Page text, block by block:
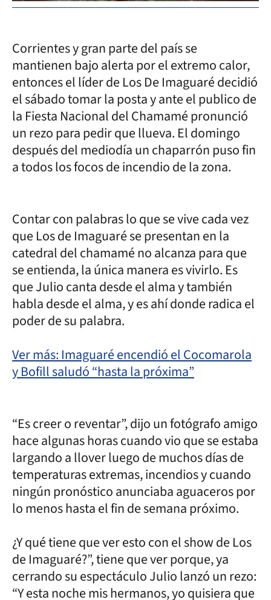
Corrientes y gran parte del país se
mantienen bajo alerta por el extremo calor,
entonces el líder de Los De Imaguaré decidió
el sábado tomar la posta y ante el publico de
la Fiesta Nacional del Chamamé pronunció
un rezo para pedir que llueva. El domingo
después del mediodía un chaparrón puso fin
a todos los focos de incendio de la zona.
Contar con palabras lo que se vive cada vez
que Los de Imaguaré se presentan en la
catedral del chamamé no alcanza para que
se entienda, la única manera es vivirlo. Es
que Julio canta desde el alma y también
habla desde el alma, y es ahí donde radica el
poder de su palabra.
Ver más: Imaguaré encendió el Cocomarola
y Bofill saludó “hasta la próxima”
“Es creer o reventar”, dijo un fotógrafo amigo
hace algunas horas cuando vio que se estaba
largando a llover luego de muchos días de
temperaturas extremas, incendios y cuando
ningún pronóstico anunciaba aguaceros por
lo menos hasta el fin de semana próximo.
¿Y qué tiene que ver esto con el show de Los
de Imaguaré?”, tiene que ver porque, ya
cerrando su espectáculo Julio lanzó un rezo:
“Y esta noche mis hermanos, yo quisiera que